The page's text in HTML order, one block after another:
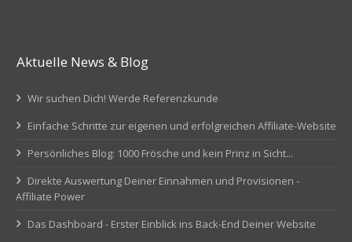
Aktuelle News & Blog
Wir suchen Dich! Werde Referenzkunde
Einfache Schritte zur eigenen und erfolgreichen Affiliate-Website
Persönliches Blog: 1000 Frösche und kein Prinz in Sicht...
Direkte Auswertung Deiner Einnahmen und Provisionen -
Affiliate Power
Das Dashboard - Erster Einblick ins Back-End Deiner Website